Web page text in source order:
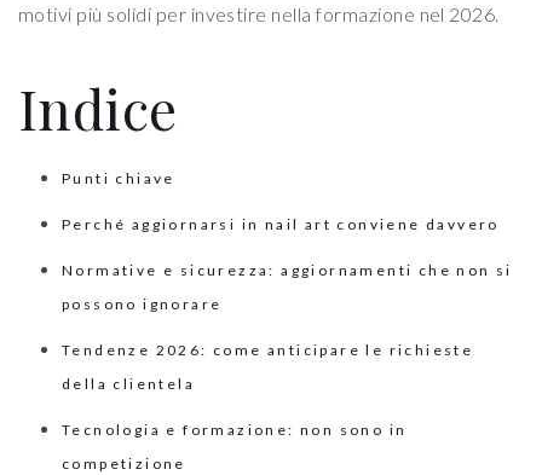
motivi più solidi per investire nella formazione nel 2026.
Indice
Punti chiave
Perché aggiornarsi in nail art conviene davvero
Normative e sicurezza: aggiornamenti che non si
possono ignorare
Tendenze 2026: come anticipare le richieste
della clientela
Tecnologia e formazione: non sono in
competizione